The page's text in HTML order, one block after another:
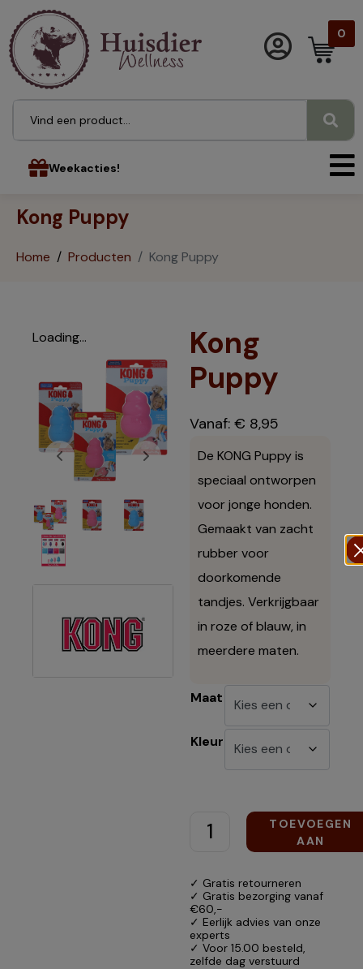
0
Weekacties!
Kong Puppy
Home Producten Kong Puppy
Loading...
Kong
Puppy
Vanaf: € 8,95
De KONG Puppy is
speciaal ontworpen
voor jonge honden.
Gemaakt van zacht
rubber voor
doorkomende
tandjes. Verkrijgbaar
in roze of blauw, in
meerdere maten.
Maat
Kleur
TOEVOEGEN
AAN
✓ Gratis retourneren
✓ Gratis bezorging vanaf
€60,-
✓ Eerlijk advies van onze
experts
✓ Voor 15.00 besteld,
zelfde dag verstuurd